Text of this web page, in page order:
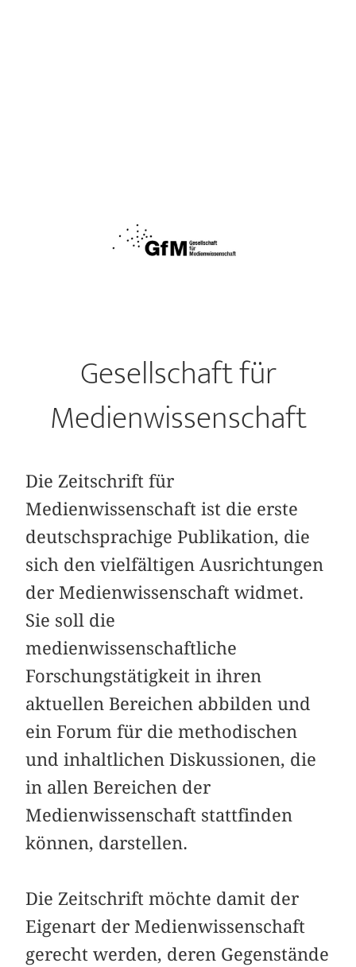
Gesellschaft für
Medienwissenschaft
Die Zeitschrift für
Medienwissenschaft ist die erste
deutschsprachige Publikation, die
sich den vielfältigen Ausrichtungen
der Medienwissenschaft widmet.
Sie soll die
medienwissenschaftliche
Forschungstätigkeit in ihren
aktuellen Bereichen abbilden und
ein Forum für die methodischen
und inhaltlichen Diskussionen, die
in allen Bereichen der
Medienwissenschaft stattfinden
können, darstellen.
Die Zeitschrift möchte damit der
Eigenart der Medienwissenschaft
gerecht werden, deren Gegenstände